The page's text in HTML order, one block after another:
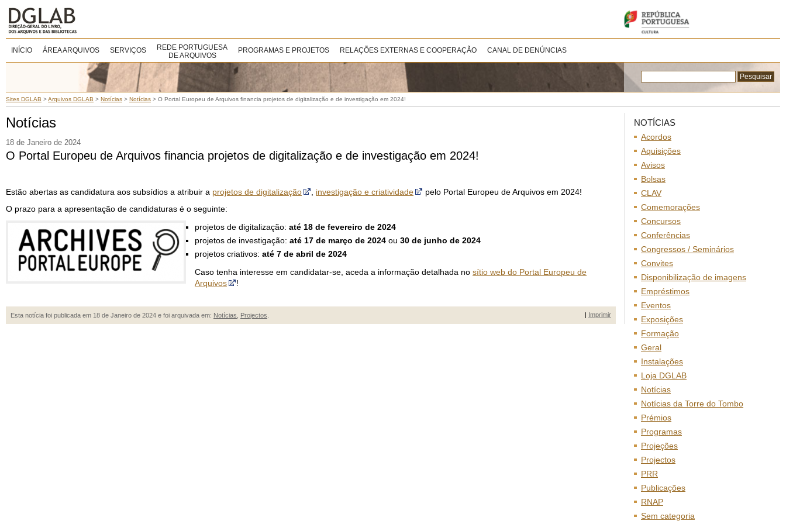
INÍCIO ÁREA ARQUIVOS SERVIÇOS
REDE PORTUGUESA
DE ARQUIVOS
PROGRAMAS E PROJETOS RELAÇÕES EXTERNAS E COOPERAÇÃO CANAL DE DENÚNCIAS
Sites DGLAB >Arquivos DGLAB > Notícias > Notícias > O Portal Europeu de Arquivos financia projetos de digitalização e de investigação em 2024!
Notícias
18 de Janeiro de 2024
O Portal Europeu de Arquivos financia projetos de digitalização e de investigação em 2024!
Estão abertas as candidatura aos subsídios a atribuir a projetos de digitalização investigação e criatividade
pelo Portal Europeu de Arquivos em 2024!
O prazo para a apresentação de candidaturas é o seguinte:
projetos de digitalização: até 18 de fevereiro de 2024
projetos de investigação: até 17 de março de 2024 ou 30 de junho de 2024
projetos criativos: até 7 de abril de 2024
Caso tenha interesse em candidatar-se, aceda a informação detalhada no sítio web do Portal Europeu de
Arquivos
!
Esta notícia foi publicada em 18 de Janeiro de 2024 e foi arquivada em: Notícias Projectos | Imprimir
NOTÍCIAS
Acordos
Aquisições
Avisos
Bolsas
CLAV
Comemorações
Concursos
Conferências
Congressos / Seminários
Convites
Disponibilização de imagens
Empréstimos
Eventos
Exposições
Formação
Geral
Instalações
Loja DGLAB
Notícias
Notícias da Torre do Tombo
Prémios
Programas
Projeções
Projectos
PRR
Publicações
RNAP
Sem categoria